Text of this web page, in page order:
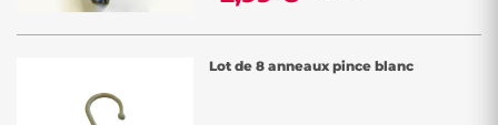
Lot de 8 anneaux pince blanc